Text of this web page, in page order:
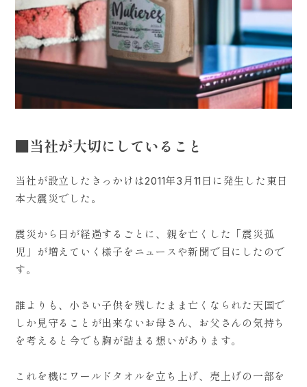
■当社が大切にしていること
当社が設立したきっかけは2011年3月11日に発生した東日
本大震災でした。
震災から日が経過するごとに、親を亡くした「震災孤
児」が増えていく様子をニュースや新聞で目にしたので
す。
誰よりも、小さい子供を残したまま亡くなられた天国で
しか見守ることが出来ないお母さん、お父さんの気持ち
を考えると今でも胸が詰まる想いがあります。
これを機にワールドタオルを立ち上げ、売上げの一部を